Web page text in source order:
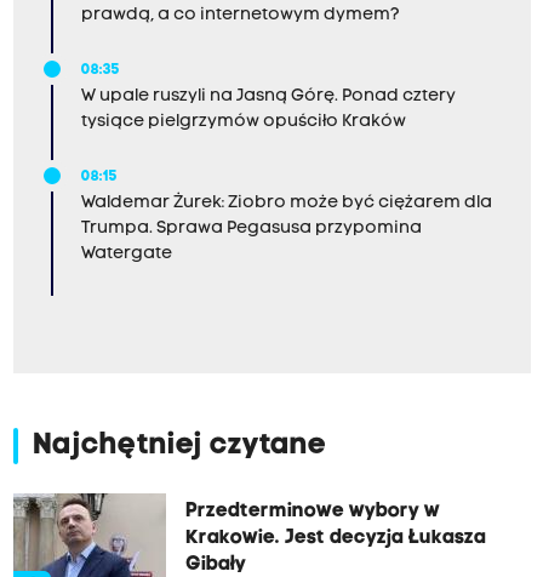
prawdą, a co internetowym dymem?
08:35
W upale ruszyli na Jasną Górę. Ponad cztery
tysiące pielgrzymów opuściło Kraków
08:15
Waldemar Żurek: Ziobro może być ciężarem dla
Trumpa. Sprawa Pegasusa przypomina
Watergate
Najchętniej czytane
Przedterminowe wybory w
Krakowie. Jest decyzja Łukasza
Gibały